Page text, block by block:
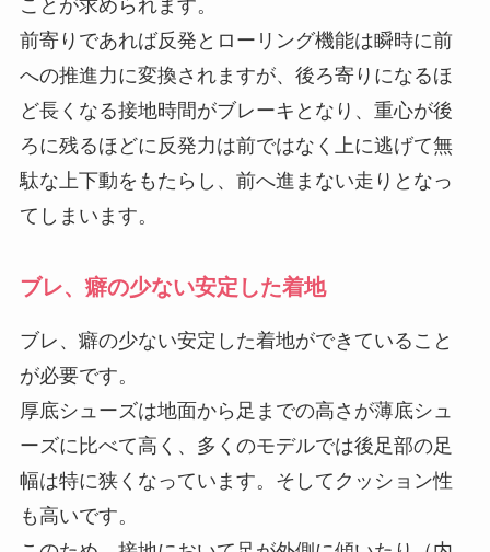
ことが求められます。
前寄りであれば反発とローリング機能は瞬時に前
への推進力に変換されますが、後ろ寄りになるほ
ど長くなる接地時間がブレーキとなり、重心が後
ろに残るほどに反発力は前ではなく上に逃げて無
駄な上下動をもたらし、前へ進まない走りとなっ
てしまいます。
ブレ、癖の少ない安定した着地
ブレ、癖の少ない安定した着地ができていること
が必要です。
厚底シューズは地面から足までの高さが薄底シュ
ーズに比べて高く、多くのモデルでは後足部の足
幅は特に狭くなっています。そしてクッション性
も高いです。